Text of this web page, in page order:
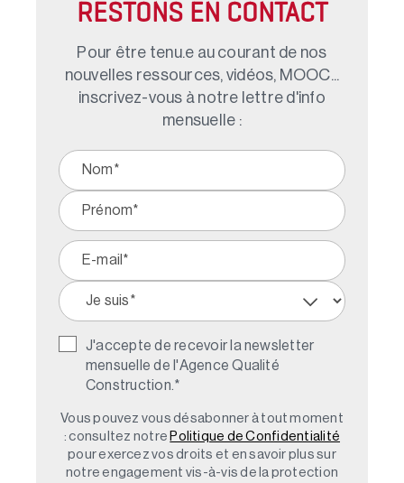
RESTONS EN CONTACT
Pour être tenu.e au courant de nos
nouvelles ressources, vidéos, MOOC...
inscrivez-vous à notre lettre d'info
mensuelle :
J'accepte de recevoir la newsletter
mensuelle de l'Agence Qualité
Construction. *
Vous pouvez vous désabonner à tout moment
: consultez notre Politique de Confidentialité
pour exercez vos droits et en savoir plus sur
notre engagement vis-à-vis de la protection